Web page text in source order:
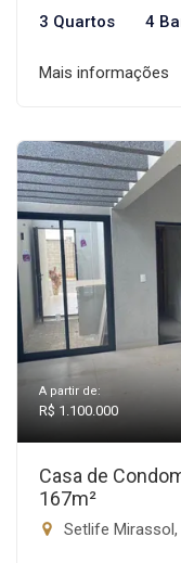
3 Quartos 4
Mais informações
A partir de:
R$ 1.100.000
Casa de
167m²
Setlife